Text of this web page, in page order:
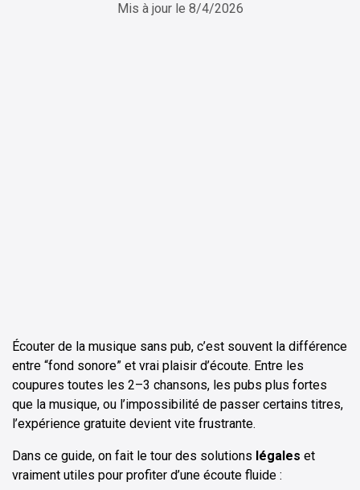
Mis à jour le 8/4/2026
Écouter de la musique sans pub, c’est souvent la différence
entre “fond sonore” et vrai plaisir d’écoute. Entre les
coupures toutes les 2–3 chansons, les pubs plus fortes
que la musique, ou l’impossibilité de passer certains titres,
l’expérience gratuite devient vite frustrante.
Dans ce guide, on fait le tour des solutions légales et
vraiment utiles pour profiter d’une écoute fluide :